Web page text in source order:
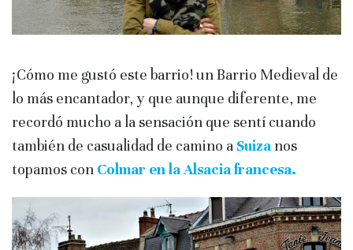
¡Cómo me gustó este barrio! un Barrio Medieval de
lo más encantador, y que aunque diferente, me
recordó mucho a la sensación que sentí cuando
también de casualidad de camino a Suiza nos
topamos con Colmar en la Alsacia francesa.